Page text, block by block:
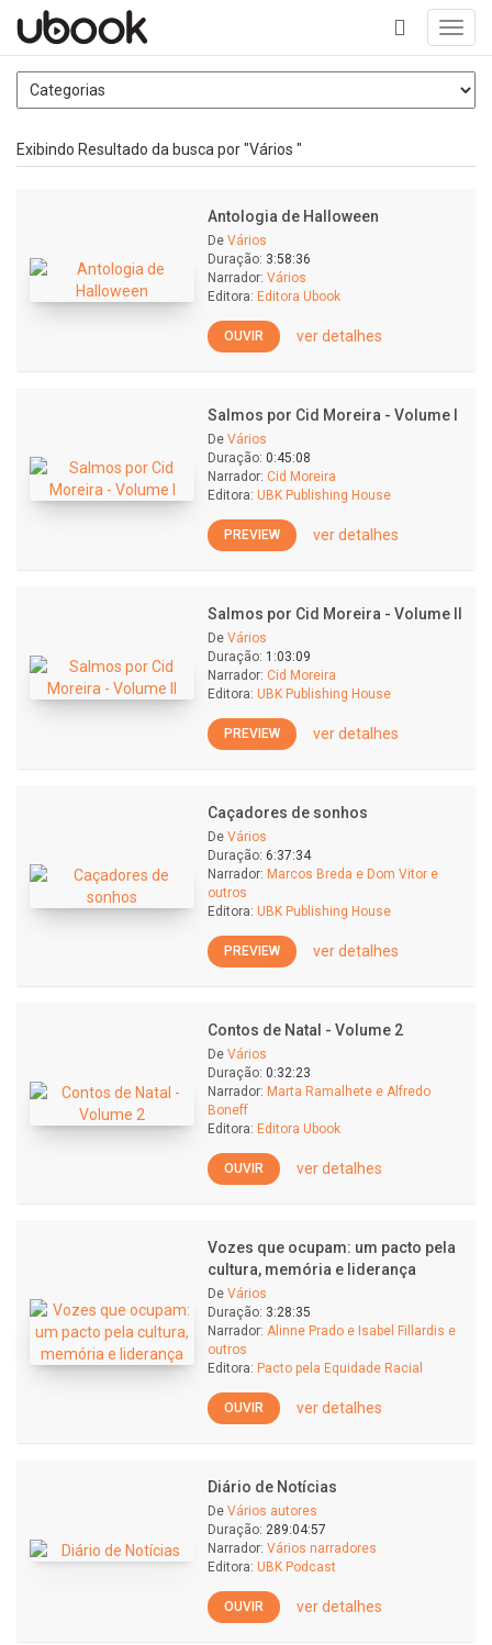
+
Exibindo Resultado da busca por "Vários "
Antologia de Halloween
De Vários
Duração: 3:58:36
Narrador: Vários
Editora: Editora Ubook
OUVIR ver detalhes
Salmos por Cid Moreira - Volume I
De Vários
Duração: 0:45:08
Narrador: Cid Moreira
Editora: UBK Publishing House
PREVIEW ver detalhes
Salmos por Cid Moreira - Volume II
De Vários
Duração: 1:03:09
Narrador: Cid Moreira
Editora: UBK Publishing House
PREVIEW ver detalhes
Caçadores de sonhos
De Vários
Duração: 6:37:34
Narrador: Marcos Breda e Dom Vitor e
outros
Editora: UBK Publishing House
PREVIEW ver detalhes
Contos de Natal - Volume 2
De Vários
Duração: 0:32:23
Narrador: Marta Ramalhete e Alfredo
Boneff
Editora: Editora Ubook
OUVIR ver detalhes
Vozes que ocupam: um pacto pela
cultura, memória e liderança
De Vários
Duração: 3:28:35
Narrador: Alinne Prado e Isabel Fillardis e
outros
Editora: Pacto pela Equidade Racial
OUVIR ver detalhes
Diário de Notícias
De Vários autores
Duração: 289:04:57
Narrador: Vários narradores
Editora: UBK Podcast
OUVIR ver detalhes